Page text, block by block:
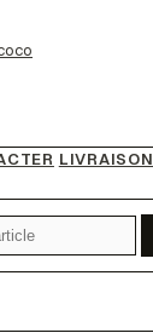
LIVRAISON